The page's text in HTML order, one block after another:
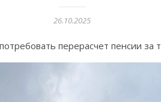
26.10.2025
перерасчет пенсии за